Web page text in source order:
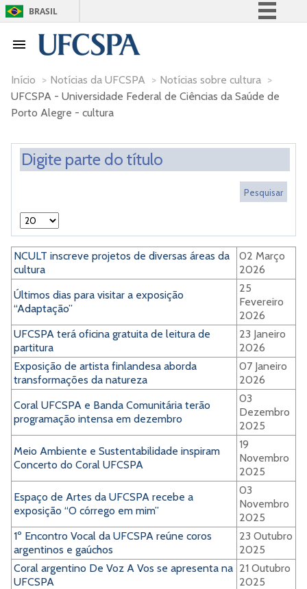
BRASIL
Participe
Acesso à informação
Canais
Início > Notícias da UFCSPA > Notícias sobre cultura >
UFCSPA - Universidade Federal de Ciências da Saúde de
Porto Alegre - cultura
NCULT inscreve projetos de diversas áreas da
cultura
02 Março
2026
Últimos dias para visitar a exposição
“Adaptação”
25
Fevereiro
2026
UFCSPA terá oficina gratuita de leitura de
partitura
23 Janeiro
2026
Exposição de artista finlandesa aborda
transformações da natureza
07 Janeiro
2026
Coral UFCSPA e Banda Comunitária terão
programação intensa em dezembro
03
Dezembro
2025
Meio Ambiente e Sustentabilidade inspiram
Concerto do Coral UFCSPA
19
Novembro
2025
Espaço de Artes da UFCSPA recebe a
exposição “O córrego em mim”
03
Novembro
2025
1º Encontro Vocal da UFCSPA reúne coros
argentinos e gaúchos
23 Outubro
2025
Coral argentino De Voz A Vos se apresenta na
UFCSPA
21 Outubro
2025